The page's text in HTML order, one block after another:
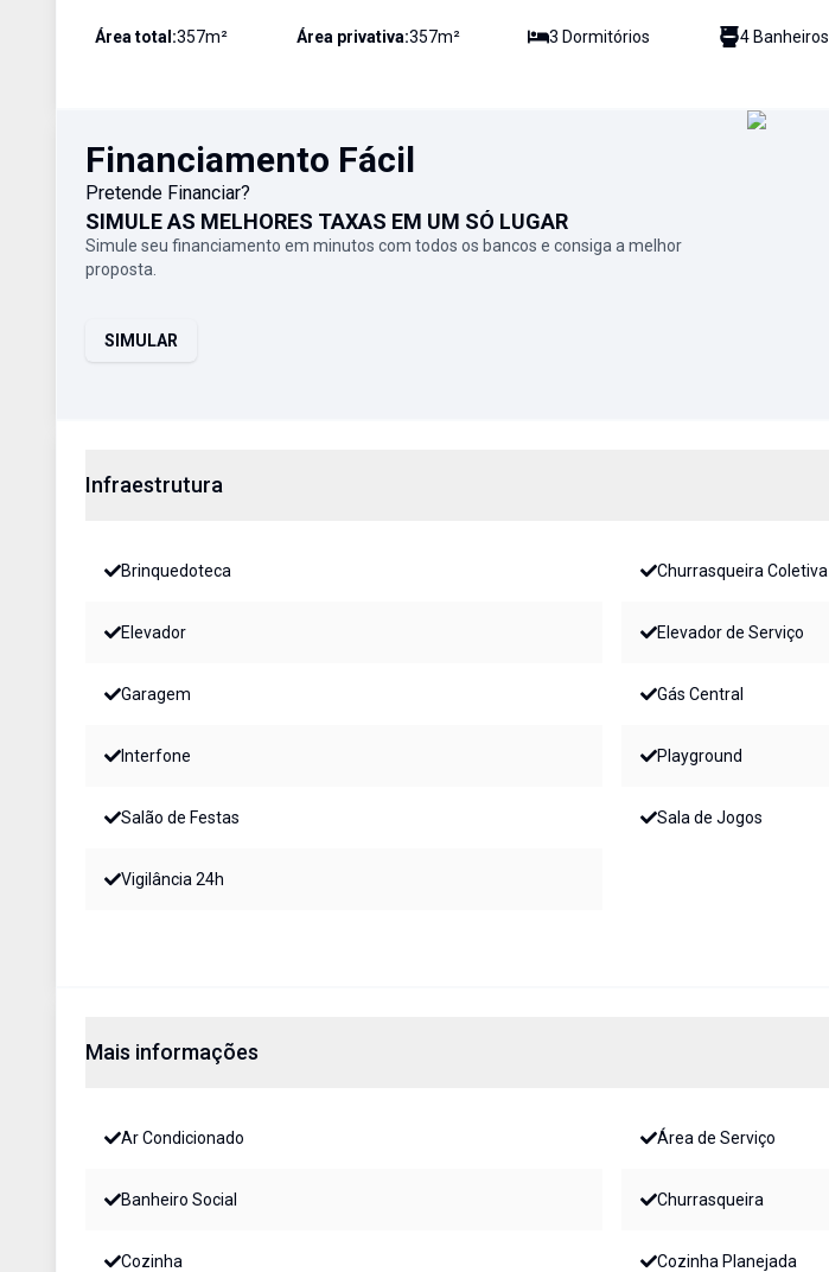
Área total:357m² Área privativa:357m² 3 Dormitórios 4Banheiros
Financiamento Fácil
Pretende Financiar?
SIMULE AS MELHORES TAXAS EM UM SÓ LUGAR
Simule seu financiamento em minutos com todos os bancos e consiga a melhor
proposta.
SIMULAR
Infraestrutura
Brinquedoteca Churrasqueira Coletiva
Elevador Elevador de Serviço
Garagem Gás Central
Interfone Playground
Salão de Festas Sala de Jogos
Vigilância 24h
Mais informações
Ar Condicionado Área de Serviço
Banheiro Social Churrasqueira
Cozinha Cozinha Planejada